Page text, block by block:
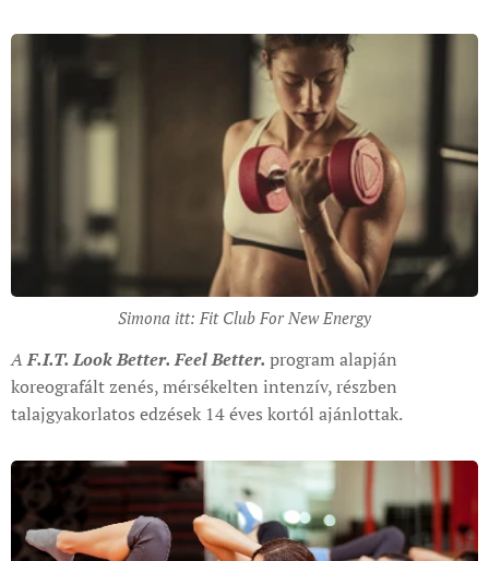
Simona itt: Fit Club For New Energy
AF.I.T. Look Better. Feel Better. program alapján
koreografált zenés, mérsékelten intenzív, részben
talajgyakorlatos edzések 14 éves kortól ajánlottak.